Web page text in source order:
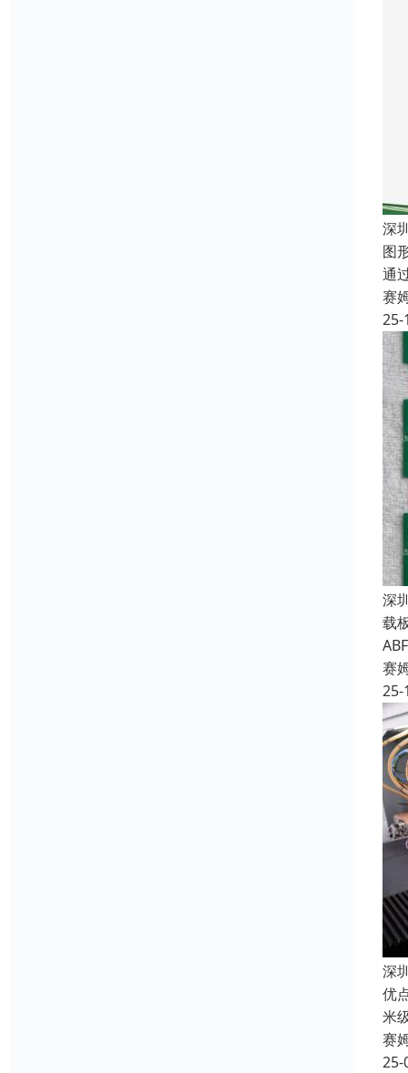
深
图
通
赛
25-
深
载
赛
25-
深
优
米
赛
25-